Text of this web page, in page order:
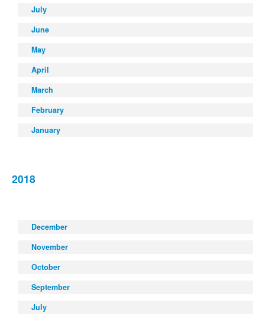
July
June
May
April
March
February
January
2018
December
November
October
September
July